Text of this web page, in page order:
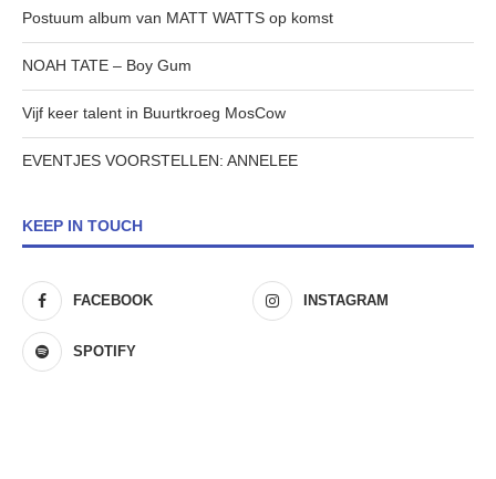
Postuum album van MATT WATTS op komst
NOAH TATE – Boy Gum
Vijf keer talent in Buurtkroeg MosCow
EVENTJES VOORSTELLEN: ANNELEE
KEEP IN TOUCH
FACEBOOK INSTAGRAM
SPOTIFY